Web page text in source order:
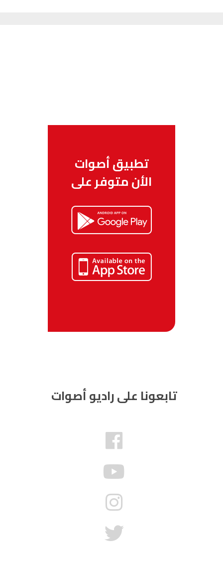
تطبيق أصوات
الأن متوفر على
تابعونا على راديو أصوات